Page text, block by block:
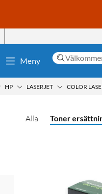
Meny
HP LASERJET COLOR
Alla Toner